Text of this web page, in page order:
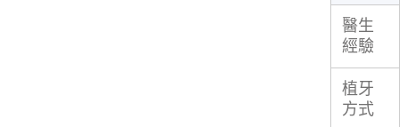
醫生
經驗
植牙
方式